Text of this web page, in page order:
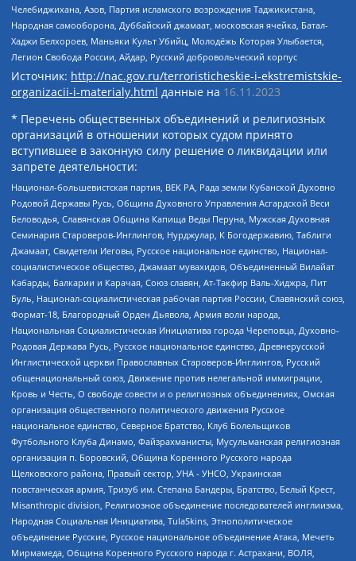
Челебиджихана, Азов, Партия исламского возрождения Таджикистана,
Народная самооборона, Дуббайский джамаат, московская ячейка, Батал-
Хаджи Белхороев, Маньяки Культ Убийц, Молодёжь Которая Улыбается,
Легион Свобода России, Айдар, Русский добровольческий корпус
Источник: http://nac.gov.ru/terroristicheskie-i-ekstremistskie-
organizacii-i-materialy.html данные на 16.11.2023
* Перечень общественных объединений и религиозных
организаций в отношении которых судом принято
вступившее в законную силу решение о ликвидации или
запрете деятельности:
Национал-большевистская партия, ВЕК РА, Рада земли Кубанской Духовно
Родовой Державы Русь, Община Духовного Управления Асгардской Веси
Беловодья, Славянская Община Капища Веды Перуна, Мужская Духовная
Семинария Староверов-Инглингов, Нурджулар, К Богодержавию, Таблиги
Джамаат, Свидетели Иеговы, Русское национальное единство, Национал-
социалистическое общество, Джамаат мувахидов, Объединенный Вилайат
Кабарды, Балкарии и Карачая, Союз славян, Ат-Такфир Валь-Хиджра, Пит
Буль, Национал-социалистическая рабочая партия России, Славянский союз,
Формат-18, Благородный Орден Дьявола, Армия воли народа,
Национальная Социалистическая Инициатива города Череповца, Духовно-
Родовая Держава Русь, Русское национальное единство, Древнерусской
Инглистической церкви Православных Староверов-Инглингов, Русский
общенациональный союз, Движение против нелегальной иммиграции,
Кровь и Честь, О свободе совести и о религиозных объединениях, Омская
организация общественного политического движения Русское
национальное единство, Северное Братство, Клуб Болельщиков
Футбольного Клуба Динамо, Файзрахманисты, Мусульманская религиозная
организация п. Боровский, Община Коренного Русского народа
Щелковского района, Правый сектор, УНА - УНСО, Украинская
повстанческая армия, Тризуб им. Степана Бандеры, Братство, Белый Крест,
Misanthropic division, Религиозное объединение последователей инглиизма,
Народная Социальная Инициатива, TulaSkins, Этнополитическое
объединение Русские, Русское национальное объединение Атака, Мечеть
Мирмамеда, Община Коренного Русского народа г. Астрахани, ВОЛЯ,